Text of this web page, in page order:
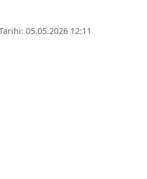
05.05.2026 12:11